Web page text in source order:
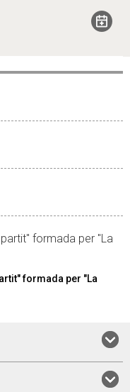
formada per "La
formada per "La